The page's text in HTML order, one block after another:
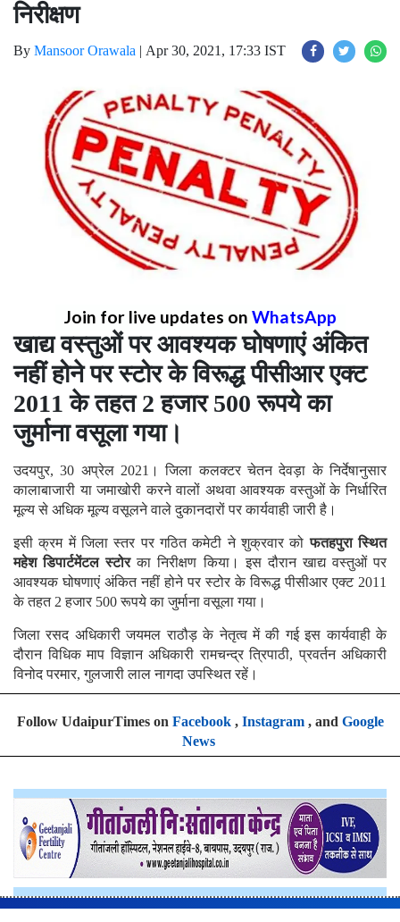
निरीक्षण
By Mansoor Orawala | Apr 30, 2021, 17:33 IST
Join for live updates onWhatsApp
खाद्य वस्तुओं पर आवश्यक घोषणाएं अंकित
नहीं होने पर स्टोर के विरूद्ध पीसीआर एक्ट
2011 के तहत 2 हजार 500 रूपये का
जुर्माना वसूला गया।
उदयपुर, 30 अप्रेल 2021। जिला कलक्टर चेतन देवड़ा के निर्देषानुसार
कालाबाजारी या जमाखोरी करने वालों अथवा आवश्यक वस्तुओं के निर्धारित
मूल्य से अधिक मूल्य वसूलने वाले दुकानदारों पर कार्यवाही जारी है।
इसी क्रम में जिला स्तर पर गठित कमेटी ने शुक्रवार कोफतहपुरा स्थित
महेश डिपार्टमेंटल स्टोरका निरीक्षण किया। इस दौरान खाद्य वस्तुओं पर
आवश्यक घोषणाएं अंकित नहीं होने पर स्टोर के विरूद्ध पीसीआर एक्ट 2011
के तहत 2 हजार 500 रूपये का जुर्माना वसूला गया।
जिला रसद अधिकारी जयमल राठौड़ के नेतृत्व में की गई इस कार्यवाही के
दौरान विधिक माप विज्ञान अधिकारी रामचन्द्र त्रिपाठी, प्रवर्तन अधिकारी
विनोद परमार, गुलजारी लाल नागदा उपस्थित रहें।
Facebook
News